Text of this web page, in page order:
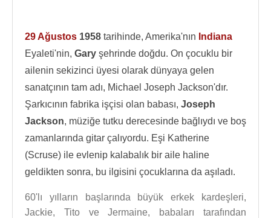
29 Ağustos 1958 tarihinde, Amerika'nın Indiana
Eyaleti'nin, Gary şehrinde doğdu. On çocuklu bir
ailenin sekizinci üyesi olarak dünyaya gelen
sanatçının tam adı, Michael Joseph Jackson'dır.
Şarkıcının fabrika işçisi olan babası, Joseph
Jackson, müziğe tutku derecesinde bağlıydı ve boş
zamanlarında gitar çalıyordu. Eşi Katherine
(Scruse) ile evlenip kalabalık bir aile haline
geldikten sonra, bu ilgisini çocuklarına da aşıladı.
60'lı yılların başlarında büyük erkek kardeşleri,
Jackie, Tito ve Jermaine, babaları tarafından